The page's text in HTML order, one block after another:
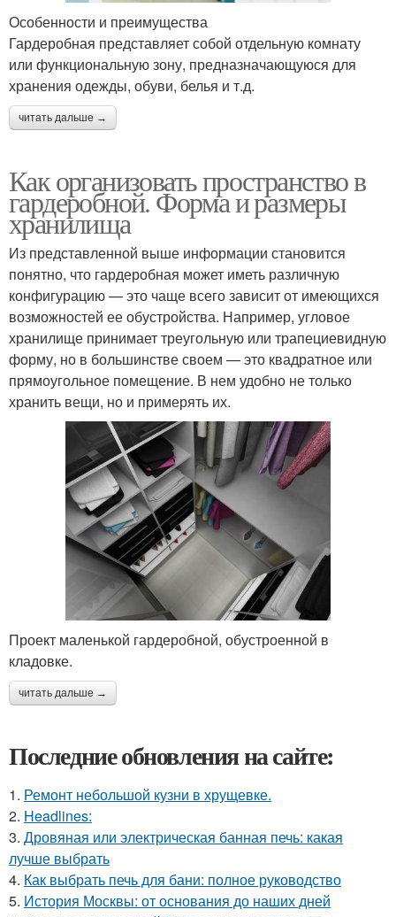
Особенности и преимущества
Гардеробная представляет собой отдельную комнату
или функциональную зону, предназначающуюся для
хранения одежды, обуви, белья и т.д.
читать дальше →
Как организовать пространство в
гардеробной. Форма и размеры
хранилища
Из представленной выше информации становится
понятно, что гардеробная может иметь различную
конфигурацию — это чаще всего зависит от имеющихся
возможностей ее обустройства. Например, угловое
хранилище принимает треугольную или трапециевидную
форму, но в большинстве своем — это квадратное или
прямоугольное помещение. В нем удобно не только
хранить вещи, но и примерять их.
Проект маленькой гардеробной, обустроенной в
кладовке.
читать дальше →
Последние обновления на сайте:
1. Ремонт небольшой кузни в хрущевке.
2. Headlines:
3. Дровяная или электрическая банная печь: какая
лучше выбрать
4. Как выбрать печь для бани: полное руководство
5. История Москвы: от основания до наших дней